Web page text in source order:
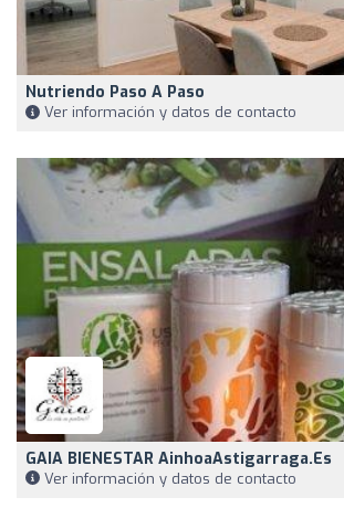
Nutriendo Paso A Paso
Ver información y datos de contacto
GAIA BIENESTAR AinhoaAstigarraga.es
Ver información y datos de contacto